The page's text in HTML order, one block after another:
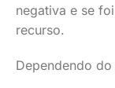
negativa e se
recurso.
Dependendo